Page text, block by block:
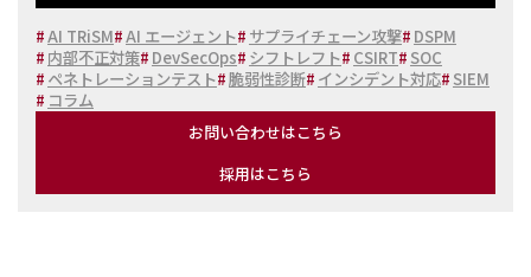
#AI TRiSM#AI エージェント# サプライチェーン攻撃# DSPM
# 内部不正対策# DevSecOps# シフトレフト# CSIRT# SOC
# ペネトレーションテスト#脆弱性診断# インシデント対応# SIEM
# コラム
お問い合わせはこちら
採用はこちら